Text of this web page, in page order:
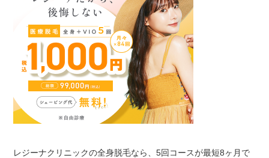
レジーナクリニックの全身脱毛なら、5回コースが最短8ヶ月で